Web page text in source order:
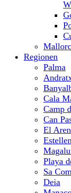
Regionen
Palma
Cala
Camp
Can
El
Playa
Sa
Deia